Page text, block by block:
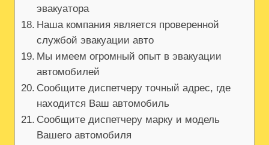
эвакуатора
Наша компания является проверенной
службой эвакуации авто
Мы имеем огромный опыт в эвакуации
автомобилей
Сообщите диспетчеру точный адрес, где
находится Ваш автомобиль
Сообщите диспетчеру марку и модель
Вашего автомобиля